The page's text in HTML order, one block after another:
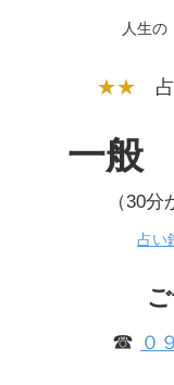
人生
★★
一般
（30
占い
☎ ０